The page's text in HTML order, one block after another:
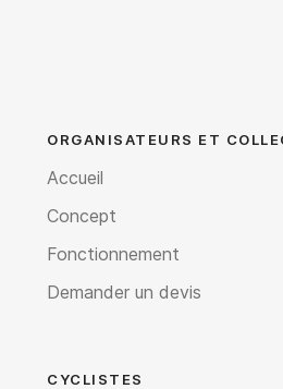
CYCLISTES
ORGANISATEURS ET
Accueil
Concept
Fonctionnement
Demander un devis